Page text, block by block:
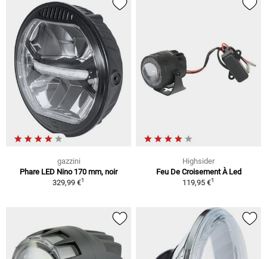
gazzini
Phare LED Nino 170 mm, noir
329,99 €1
Highsider
Feu De Croisement À Led
119,95 €1